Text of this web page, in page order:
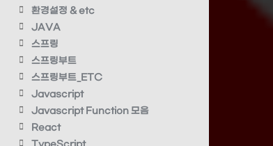
환경설정 & etc
JAVA
스프링
스프링부트
스프링부트_ETC
Javascript
Javascript Function 모음
React